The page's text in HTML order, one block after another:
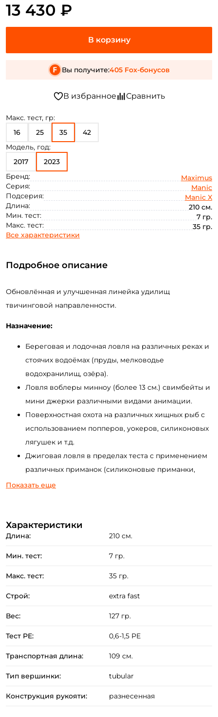
Макс. тест, гр:
16
25 35
42
Модель, год:
2017
2023
Бренд:
Maximus
Серия:
Manic
Подсерия:
Manic X
Длина:
210 см.
Мин. тест:
7 гр.
Макс. тест:
35 гр.
Все характеристики
13 430 ₽
Вы получите:405 Fox-бонусов
Подробное описание
Обновлённая и улучшенная линейка удилищ
твичинговой направленности.
Назначение:
Береговая и лодочная ловля на различных реках и
стоячих водоёмах (пруды, мелководье
водохранилищ, озёра).
Ловля воблеры минноу (более 13 см.) свимбейты и
мини джерки различными видами анимации.
Поверхностная охота на различных хищных рыб с
использованием попперов, уокеров, силиконовых
лягушек и т.д.
Джиговая ловля в пределах теста с применением
различных приманок (силиконовые приманки,
поролоновые рыбки, мандулы и др.).
Применение колеблющихся и вращающихся
блёсен в пределах теста.
Преимущества:
Лёгкий и чувствительный бланк выполнен из
высококачественного HME карбона.
кольцами фирмы Fuji со вставками SIC.
Антизахлёстный тип колец и тюльпана позволяет
отстрелов приманки.
Правильная работа бланка позволяет не только
забрасывать.
Показать еще
Характеристики
Длина: 210 см.
Мин. тест: 7 гр.
Макс. тест: 35 гр.
Строй: extra fast
Вес: 127 гр.
Тест PE: 0,6-1,5 РЕ
Транспортная длина: 109 см.
Тип вершинки: tubular
Конструкция рукояти: разнесенная